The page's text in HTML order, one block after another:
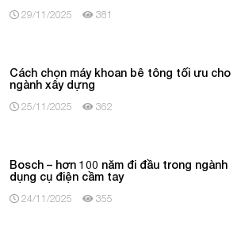
29/11/2025 381
Cách chọn máy khoan bê tông tối ưu cho
ngành xây dựng
25/11/2025 362
Bosch – hơn 100 năm đi đầu trong ngành
dụng cụ điện cầm tay
24/11/2025 355